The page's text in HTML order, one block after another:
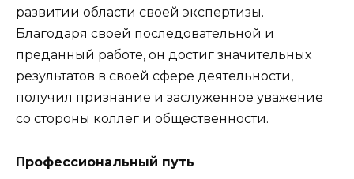
развитии области своей экспертизы.
Благодаря своей последовательной и
преданный работе, он достиг значительных
результатов в своей сфере деятельности,
получил признание и заслуженное уважение
со стороны коллег и общественности.
Профессиональный путь